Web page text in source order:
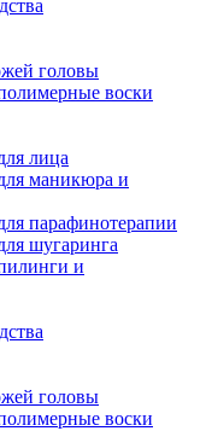
головы
воски
лица
маникюра и
парафинотерапии
шугаринга
и
головы
воски